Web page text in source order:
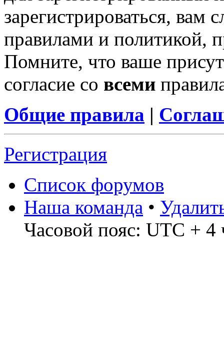
зарегистрироваться, вам
правилами и политикой,
Помните, что ваше
согласие со всеми
Общие правила |
Регистрация
Список форумов
Наша команда •
Часовой пояс: UTC + 4